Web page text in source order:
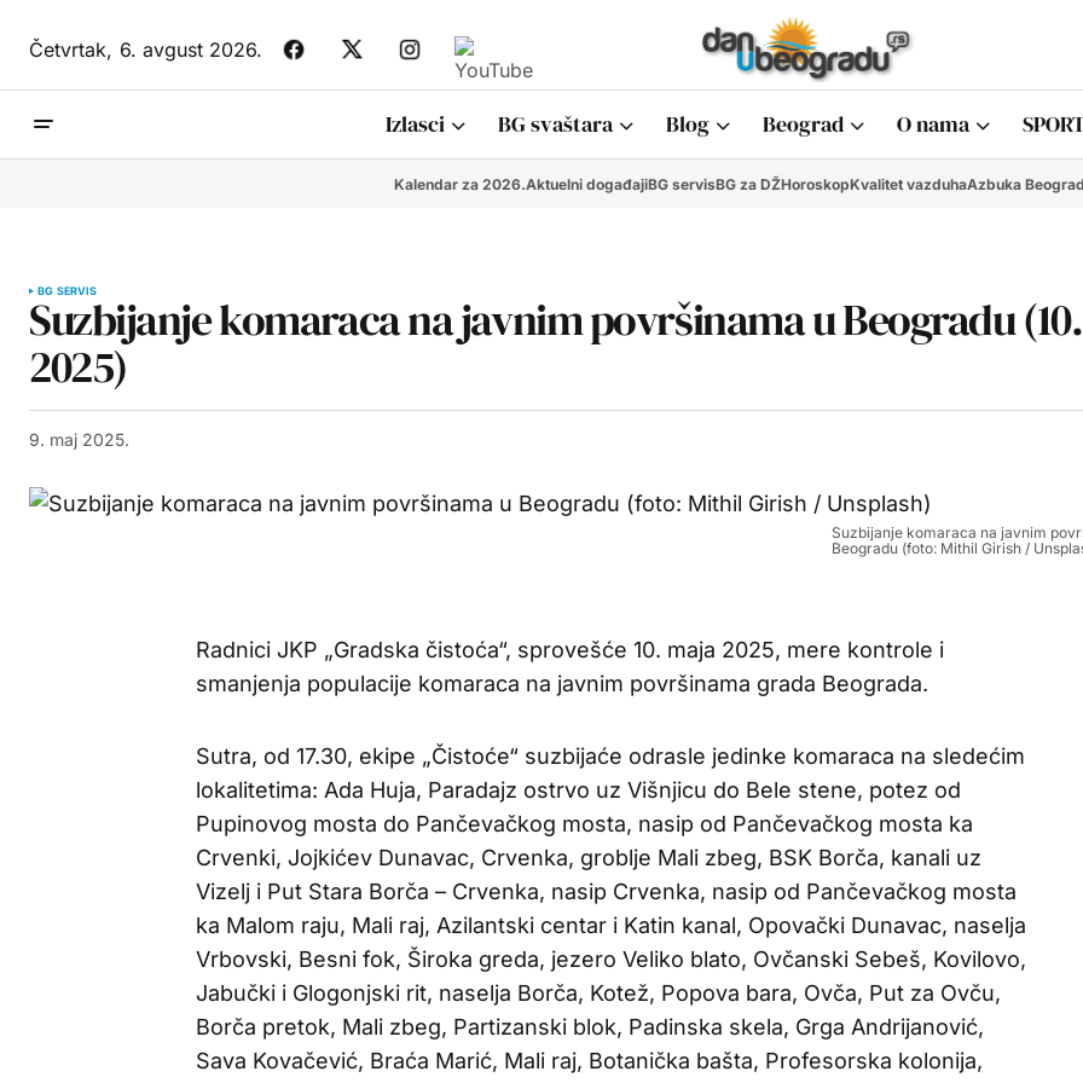
Četvrtak,6. avgust 2026.
Izlasci BG svaštara Blog Beograd O nama
Kalendar za 2026.Aktuelni događajiBG servisBG za DŽHoroskopKvalitet vazduhaAzbuka
BG SERVIS
Suzbijanje komaraca na javnim površinama u Beogradu
2025)
9. maj 2025.
Suzbijanje komaraca na javnim
Beogradu (foto: Mithil Girish /
Radnici JKP „Gradska čistoća“, sprovešće 10. maja 2025, mere kontrole i
smanjenja populacije komaraca na javnim površinama grada Beograda.
Sutra, od 17.30, ekipe „Čistoće“ suzbijaće odrasle jedinke komaraca na sledećim
lokalitetima: Ada Huja, Paradajz ostrvo uz Višnjicu do Bele stene, potez od
Pupinovog mosta do Pančevačkog mosta, nasip od Pančevačkog mosta ka
Crvenki, Jojkićev Dunavac, Crvenka, groblje Mali zbeg, BSK Borča, kanali uz
Vizelj i Put Stara Borča – Crvenka, nasip Crvenka, nasip od Pančevačkog mosta
ka Malom raju, Mali raj, Azilantski centar i Katin kanal, Opovački Dunavac, naselja
Vrbovski, Besni fok, Široka greda, jezero Veliko blato, Ovčanski Sebeš, Kovilovo,
Jabučki i Glogonjski rit, naselja Borča, Kotež, Popova bara, Ovča, Put za Ovču,
Borča pretok, Mali zbeg, Partizanski blok, Padinska skela, Grga Andrijanović,
Sava Kovačević, Braća Marić, Mali raj, Botanička bašta, Profesorska kolonija,